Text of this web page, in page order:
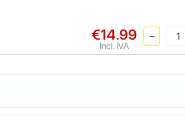
€14.99
Incl. IVA